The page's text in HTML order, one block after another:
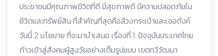
ประชาชนมีคุณภาพชีวิตที่ดี มีสุขภาพดี มีความปลอดภัยใน
ชีวิตและทรัพย์สิน ที่สำคัญที่สุดคือล้วงกระเป๋าและเจอตังค์
วันนี้ 2 นโยบาย ที่จะมานำเสนอ เรื่องที่ 1. ปัจจุบันประเทศไทย
ก้าวเข้าสู่สังคมผู้สูงวัยอย่างเต็มรูปแบบ เขตทวีวัฒนา